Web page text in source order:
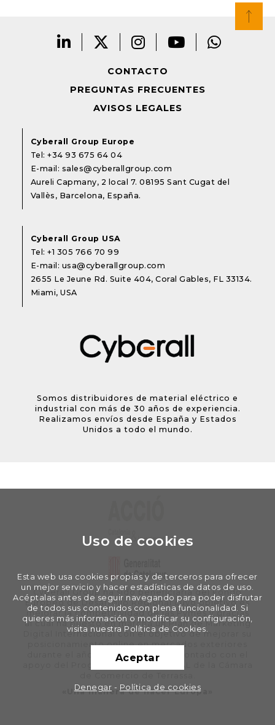
CONTACTO
PREGUNTAS FRECUENTES
AVISOS LEGALES
Cyberall Group Europe
Tel:+34 93 675 64 04
E-mail: sales@cyberallgroup.com
Aureli Capmany, 2 local 7. 08195 Sant Cugat del
Vallès, Barcelona, España.
Cyberall Group USA
Tel:+1 305 766 70 99
E-mail: usa@cyberallgroup.com
2655 Le Jeune Rd. Suite 404, Coral Gables, FL 33134.
Miami, USA
Somos distribuidores de material eléctrico e
industrial con más de 30 años de experiencia.
Realizamos envíos desde España y Estados
Unidos a todo el mundo.
Cyberall Group ha sido beneficiaria del Fondo
Europeo de Desarrollo Regional cuyo objetivo es
mejorar la competitividad de las Pymes y gracias
al cual ha puesto en marcha un Plan de Marketing
Digital Internacional con el objetivo de mejorar su
posicionamiento online en mercados exteriores
durante el año 2020. Para ello ha contado con el
apoyo del Programa XPANDE DIGITAL de la Cámara
«Una manera de hacer Europa»
Uso de cookies
Esta web usa cookies propias y de terceros para ofrecer
un mejor servicio y hacer estadísticas de datos de uso.
Acéptalas antes de seguir navegando para poder disfrutar
de todos sus contenidos con plena funcionalidad. Si
quieres más información o modificar su configuración,
visita nuestra Política de Cookies.
Aceptar
Denegar - Política de cookies